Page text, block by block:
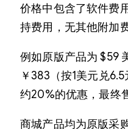
价格中包含了软件费
持费用，无其他附加费
例如原版产品为 $59
￥383（按1美元兑
约20%的优惠，最终
商城产品均为原版采